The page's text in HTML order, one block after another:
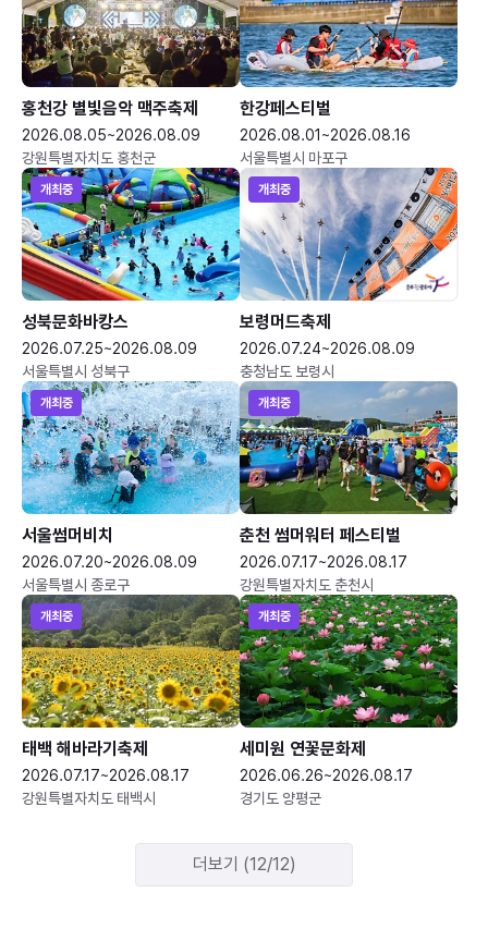
홍천강 별빛음악 맥주축제
2026.08.05~2026.08.09
강원특별자치도 홍천군
한강페스티벌
2026.08.01~2026.08.16
서울특별시 마포구
개최중
성북문화바캉스
2026.07.25~2026.08.09
서울특별시 성북구
개최중
보령머드축제
2026.07.24~2026.08.09
충청남도 보령시
개최중
서울썸머비치
2026.07.20~2026.08.09
서울특별시 종로구
개최중
춘천 썸머워터 페스티벌
2026.07.17~2026.08.17
강원특별자치도 춘천시
개최중
태백 해바라기축제
2026.07.17~2026.08.17
강원특별자치도 태백시
개최중
세미원 연꽃문화제
2026.06.26~2026.08.17
경기도 양평군
더보기 (12/12)